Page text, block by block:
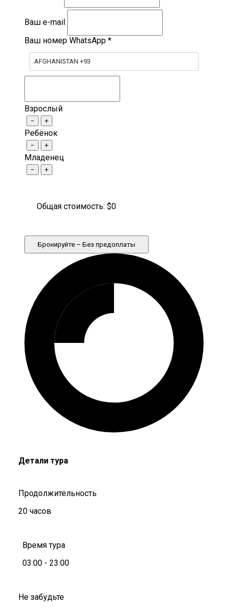
Ваш e-mail
Ваш номер WhatsApp *
AFGHANISTAN +93
Взрослый
− +
Ребёнок
− +
Младенец
− +
Общая стоимость: $0
Бронируйте – Без предоплаты
Детали тура
Продолжительность
20 часов
Время тура
03:00 - 23:00
Не забудьте